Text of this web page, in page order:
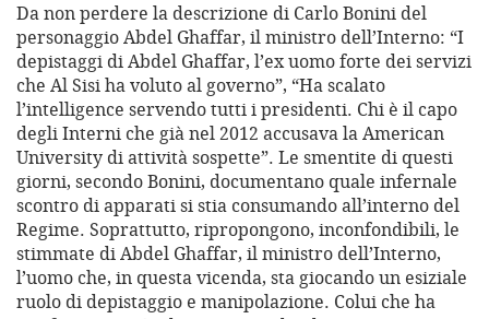
Da non perdere la descrizione di Carlo Bonini del
personaggio Abdel Ghaffar, il ministro dell’Interno: “I
depistaggi di Abdel Ghaffar, l’ex uomo forte dei servizi
che Al Sisi ha voluto al governo”, “Ha scalato
l’intelligence servendo tutti i presidenti. Chi è il capo
degli Interni che già nel 2012 accusava la American
University di attività sospette”. Le smentite di questi
giorni, secondo Bonini, documentano quale infernale
scontro di apparati si stia consumando all’interno del
Regime. Soprattutto, ripropongono, inconfondibili, le
stimmate di Abdel Ghaffar, il ministro dell’Interno,
l’uomo che, in questa vicenda, sta giocando un esiziale
ruolo di depistaggio e manipolazione. Colui che ha